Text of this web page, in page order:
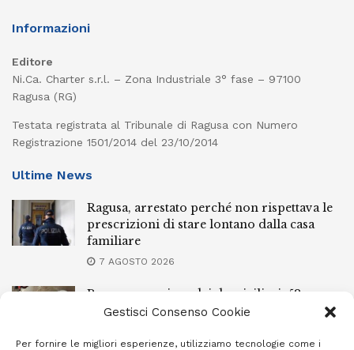
Gestisci Consenso Cookie
Per fornire le migliori esperienze, utilizziamo tecnologie come i
Informazioni
Editore
Ni.Ca. Charter s.r.l. – Zona Industriale 3° fase – 97100
Ragusa (RG)
Testata registrata al Tribunale di Ragusa con Numero
Registrazione 1501/2014 del 23/10/2014
Ultime News
Ragusa, arrestato perché non rispettava le
prescrizioni di stare lontano dalla casa
familiare
7 AGOSTO 2026
Ragusa, spacciava dai domiciliari: 52enne
finisce in carcere